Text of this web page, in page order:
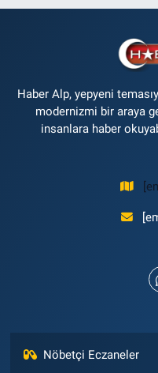
Haber Alp, yepyeni
modernizmi bir araya
insanlara haber
Nöbetçi Eczaneler